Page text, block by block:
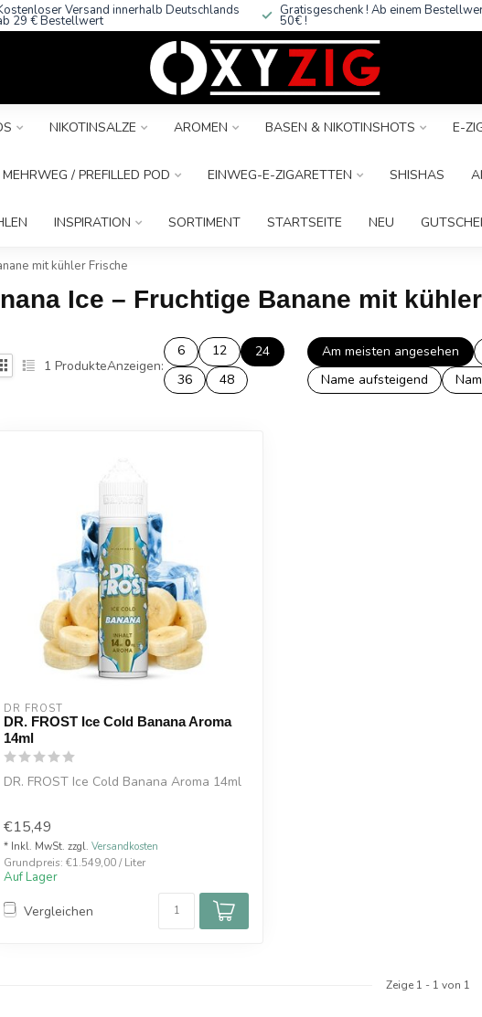
Versand innerhalb Deutschlands
29 € Bestellwert
Gratisgeschenk ! Ab einem
50€ !
NIKOTINSALZE AROMEN BASEN & NIKOTINSHOTS E-
MEHRWEG / PREFILLED POD EINWEG-E-ZIGARETTEN SHISHAS
INSPIRATION SORTIMENT STARTSEITE NEU
mit kühler Frische
Ice – Fruchtige Banane mit
1 ProdukteAnzeigen:
6 12
24
36
48
Am meisten angesehen
Name aufsteigend
DR FROST
DR. FROST Ice Cold Banana Aroma
14ml
DR. FROST Ice Cold Banana Aroma 14ml
€15,49
* Inkl. MwSt. zzgl. Versandkosten
Grundpreis: €1.549,00 / Liter
Auf Lager
Vergleichen
Zeige 1 - 1 von 1